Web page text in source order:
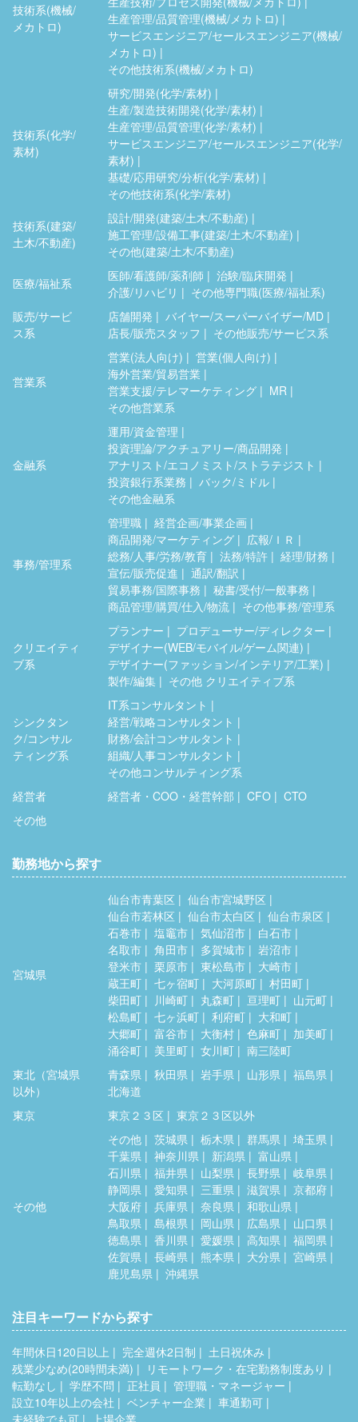
技術系(機械/
メカトロ)
生産管理/品質管理(機械/メカトロ)
サービスエンジニア/セールスエンジニア(機械/
メカトロ)
その他技術系(機械/メカトロ)
技術系(化学/
素材)
研究/開発(化学/素材)
生産/製造技術開発(化学/素材)
生産管理/品質管理(化学/素材)
サービスエンジニア/セールスエンジニア(化学/
素材)
基礎/応用研究/分析(化学/素材)
その他技術系(化学/素材)
技術系(建築/
土木/不動産)
設計/開発(建築/土木/不動産)
施工管理/設備工事(建築/土木/不動産)
その他(建築/土木/不動産)
医療/福祉系
医師/看護師/薬剤師
治験/臨床開発
介護/リハビリ
その他専門職(医療/福祉系)
販売/サービ
ス系
店舗開発
バイヤー/スーパーバイザー/MD
店長/販売スタッフ
その他販売/サービス系
営業系
営業(法人向け)
営業(個人向け)
海外営業/貿易営業
営業支援/テレマーケティング
MR
その他営業系
金融系
運用/資金管理
投資理論/アクチュアリー/商品開発
アナリスト/エコノミスト/ストラテジスト
投資銀行系業務
バック/ミドル
その他金融系
事務/管理系
管理職
経営企画/事業企画
商品開発/マーケティング
広報/ＩＲ
総務/人事/労務/教育
法務/特許
経理/財務
宣伝/販売促進
通訳/翻訳
貿易事務/国際事務
秘書/受付/一般事務
商品管理/購買/仕入/物流
その他事務/管理系
クリエイティ
ブ系
プランナー
プロデューサー/ディレクター
デザイナー(WEB/モバイル/ゲーム関連)
デザイナー(ファッション/インテリア/工業)
製作/編集
その他 クリエイティブ系
シンクタン
ク/コンサル
ティング系
IT系コンサルタント
経営/戦略コンサルタント
財務/会計コンサルタント
組織/人事コンサルタント
その他コンサルティング系
経営者
経営者・COO・経営幹部 CFO
CTO
その他
勤務地から探す
宮城県
仙台市青葉区
仙台市宮城野区
仙台市若林区
仙台市太白区
仙台市泉区
石巻市
塩竈市 気仙沼市
白石市
名取市
角田市 多賀城市
岩沼市
登米市
栗原市 東松島市
大崎市
蔵王町
七ヶ宿町 大河原町
村田町
柴田町
川崎町 丸森町 亘理町
山元町
松島町
七ヶ浜町 利府町
大和町
大郷町
富谷市 大衡村 色麻町
加美町
涌谷町
美里町 女川町
南三陸町
東北（宮城県
以外）
青森県 秋田県 岩手県 山形県
福島県
北海道
東京
東京２３区 東京２３区以外
その他
その他 茨城県 栃木県 群馬県
埼玉県
千葉県
神奈川県 新潟県
富山県
石川県
福井県 山梨県 長野県
岐阜県
静岡県
愛知県 三重県 滋賀県
京都府
大阪府
兵庫県 奈良県
和歌山県
鳥取県
島根県 岡山県 広島県
山口県
徳島県
香川県 愛媛県 高知県
福岡県
佐賀県
長崎県 熊本県 大分県
宮崎県
鹿児島県
沖縄県
注目キーワードから探す
年間休日120日以上 完全週休2日制
土日祝休み
残業少なめ(20時間未満)
リモートワーク・在宅勤務制度あり
転勤なし
学歴不問 正社員
管理職・マネージャー
設立10年以上の会社
ベンチャー企業
車通勤可
未経験でも可
上場企業